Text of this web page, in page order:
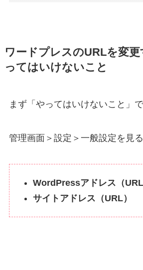
ワードプレスのURLを変
ってはいけないこと
まず「やってはいけないこと」で
管理画面＞設定＞一般設定を見
WordPressアドレス（URL
サイトアドレス（URL）